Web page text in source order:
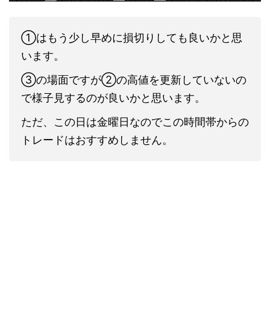
①はもう少し早めに損切りしても良いかと思
います。
③の場面ですが②の高値を更新していないの
で様子見するのが良いかと思います。
ただ、この日は金曜日なのでこの時間帯からの
トレードはおすすめしません。